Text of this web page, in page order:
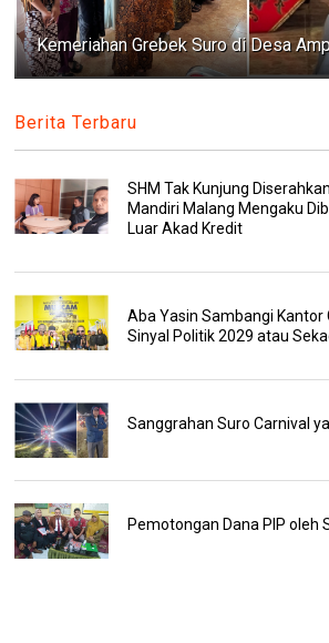
Kemeriahan Grebek Suro di Desa
Berita Terbaru
SHM Tak Kunjung
Mandiri Malang Mengaku
Luar Akad Kredit
Aba Yasin Sambangi Kantor
Sinyal Politik 2029 atau
Sanggrahan Suro Carnival
Pemotongan Dana PIP oleh